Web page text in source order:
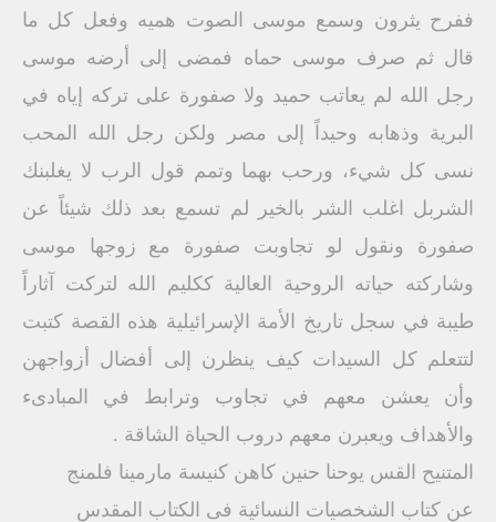
ففرح يثرون وسمع موسى الصوت هميه وفعل كل ما
قال ثم صرف موسى حماه فمضى إلى أرضه موسى
رجل الله لم يعاتب حميد ولا صفورة على تركه إياه في
البرية وذهابه وحيداً إلى مصر ولكن رجل الله المحب
نسى كل شيء، ورحب بهما وتمم قول الرب لا يغلبنك
الشربل اغلب الشر بالخير لم تسمع بعد ذلك شيئاً عن
صفورة ونقول لو تجاوبت صفورة مع زوجها موسى
وشاركته حياته الروحية العالية ككليم الله لتركت آثاراً
طيبة في سجل تاريخ الأمة الإسرائيلية هذه القصة كتبت
لتتعلم كل السيدات كيف ينظرن إلى أفضال أزواجهن
وأن يعشن معهم في تجاوب وترابط في المبادىء
والأهداف ويعبرن معهم دروب الحياة الشاقة .
المتنيح القس يوحنا حنين كاهن كنيسة مارمينا فلمنج
عن كتاب الشخصيات النسائية فى الكتاب المقدس